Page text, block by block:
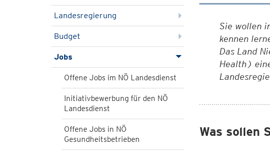
Landesregierung
Budget
Jobs
Offene Jobs im NÖ Landesdienst
Initiativbewerbung für den NÖ
Landesdienst
Offene Jobs in NÖ
Gesundheitsbetrieben
Sie wollen
kennen
Das Land
Health)
Was sollen